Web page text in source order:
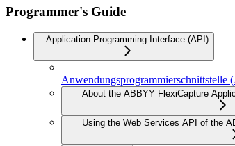
Programmer's Guide
Application Programming Interface (API)
Anwendungsprogrammierschnittstelle
About the ABBYY FlexiCapture
Using the Web Services API of the